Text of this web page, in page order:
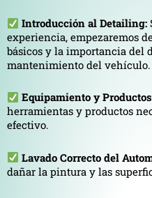
Introducción al Detailing:
experiencia, empezaremos
básicos y la importancia del
mantenimiento del vehículo.
Equipamiento y
herramientas y productos
efectivo.
Lavado Correcto del
dañar la pintura y las